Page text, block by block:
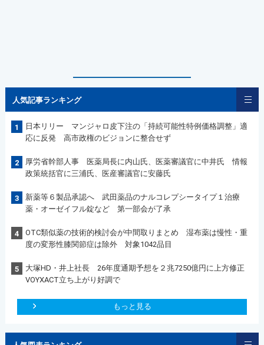
人気記事ランキング
1
日本リリー マンジャロ皮下注の「持続可能性特例価格調整」適
応に反発 高市政権のビジョンに整合せず
2
厚労省幹部人事 医薬局長に内山氏、医薬審議官に中井氏 情報
政策統括官に三浦氏、医産審議官に安藤氏
3
新薬等６製品承認へ 武田薬品のナルコレプシータイプ１治療
薬・オーゼイフル錠など 第一部会が了承
4
OTC類似薬の技術的検討会が中間取りまとめ 湿布薬は慢性・重
度の変形性膝関節症は除外 対象1042品目
5
大塚HD・井上社長 26年度通期予想を２兆7250億円に上方修正
VOYXACT立ち上がり好調で
もっと見る